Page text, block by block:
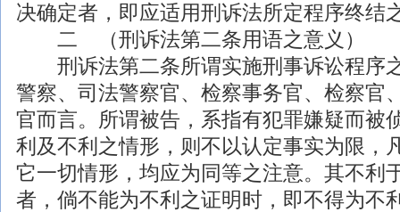
决确定者，即应适用刑诉法所定程序终结
二 （刑诉法第二条用语之意义）
刑诉法第二条所谓实施刑事诉讼程序
警察、司法警察官、检察事务官、检察官
官而言。所谓被告，系指有犯罪嫌疑而被
利及不利之情形，则不以认定事实为限，
它一切情形，均应为同等之注意。其不利
者，倘不能为不利之证明时，即不得为不